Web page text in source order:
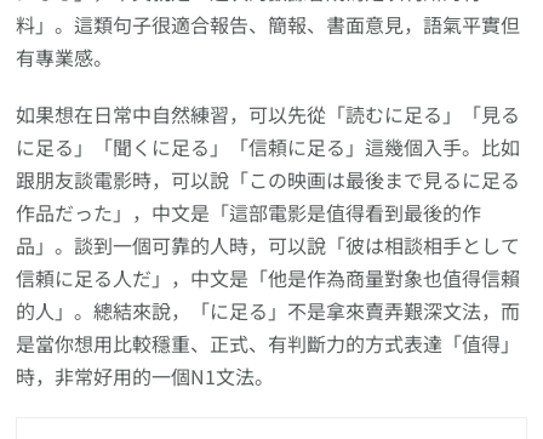
料」。這類句子很適合報告、簡報、書面意見，語氣平實但
有專業感。
如果想在日常中自然練習，可以先從「読むに足る」「見る
に足る」「聞くに足る」「信頼に足る」這幾個入手。比如
跟朋友談電影時，可以說「この映画は最後まで見るに足る
作品だった」，中文是「這部電影是值得看到最後的作
品」。談到一個可靠的人時，可以說「彼は相談相手として
信頼に足る人だ」，中文是「他是作為商量對象也值得信賴
的人」。總結來說，「に足る」不是拿來賣弄艱深文法，而
是當你想用比較穩重、正式、有判斷力的方式表達「值得」
時，非常好用的一個N1文法。